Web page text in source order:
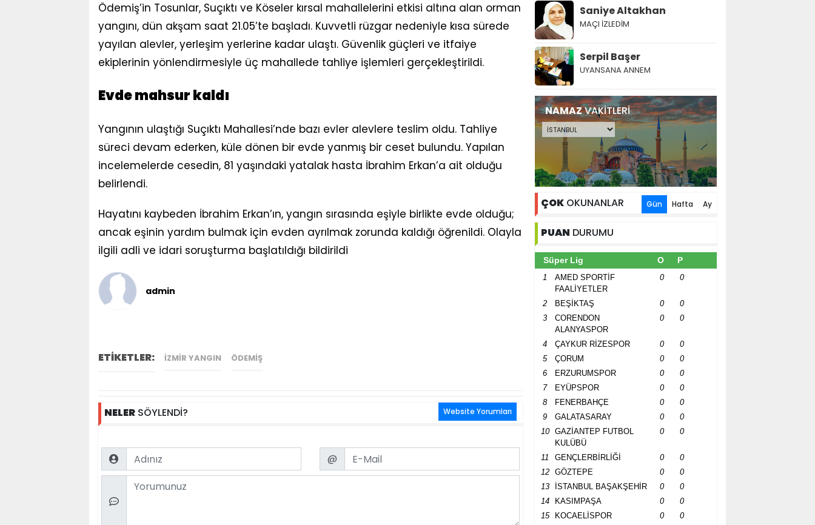
Ödemiş’in Tosunlar, Suçıktı ve Köseler kırsal mahallelerini etkisi altına alan orman
yangını, dün akşam saat 21.05’te başladı. Kuvvetli rüzgar nedeniyle kısa sürede
yayılan alevler, yerleşim yerlerine kadar ulaştı. Güvenlik güçleri ve itfaiye
ekiplerinin yönlendirmesiyle üç mahallede tahliye işlemleri gerçekleştirildi.
Evde mahsur kaldı
Yangının ulaştığı Suçıktı Mahallesi’nde bazı evler alevlere teslim oldu. Tahliye
süreci devam ederken, küle dönen bir evde yanmış bir ceset bulundu. Yapılan
incelemelerde cesedin, 81 yaşındaki yatalak hasta İbrahim Erkan’a ait olduğu
belirlendi.
Hayatını kaybeden İbrahim Erkan’ın, yangın sırasında eşiyle birlikte evde olduğu;
ancak eşinin yardım bulmak için evden ayrılmak zorunda kaldığı öğrenildi. Olayla
ilgili adli ve idari soruşturma başlatıldığı bildirildi
admin
ETİKETLER: IZMIR YANGIN ÖDEMIŞ
NELER SÖYLENDİ? Website Yorumları
Name Email
@
Comment
Saniye Altakhan
MAÇI İZLEDİM
Serpil Başer
UYANSANA ANNEM
NAMAZVAKİTLERİ
ÇOK OKUNANLAR Gün Hafta Ay
PUAN DURUMU
Süper Lig O P
1
AMED SPORTİF
FAALİYETLER
0 0
2 BEŞİKTAŞ 0
0
3
CORENDON
ALANYASPOR
0 0
4 ÇAYKUR RİZESPOR 0
0
5
ÇORUM 0
0
6
ERZURUMSPOR 0
0
7
EYÜPSPOR 0
0
8
FENERBAHÇE 0
0
9
GALATASARAY 0
0
10
GAZİANTEP FUTBOL
KULÜBÜ
0 0
11 GENÇLERBİRLİĞİ 0
0
12
GÖZTEPE 0
0
13
İSTANBUL BAŞAKŞEHİR 0
0
14
KASIMPAŞA 0
0
15
KOCAELİSPOR 0
0